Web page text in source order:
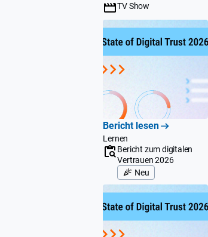
TV Show
Bericht lesen
Lernen
Bericht zum digitalen
Vertrauen 2026
Neu